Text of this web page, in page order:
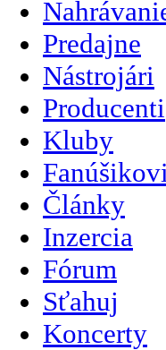
Predajne
Nástrojári
Producenti
Kluby
Články
Inzercia
Fórum
Sťahuj
Koncerty